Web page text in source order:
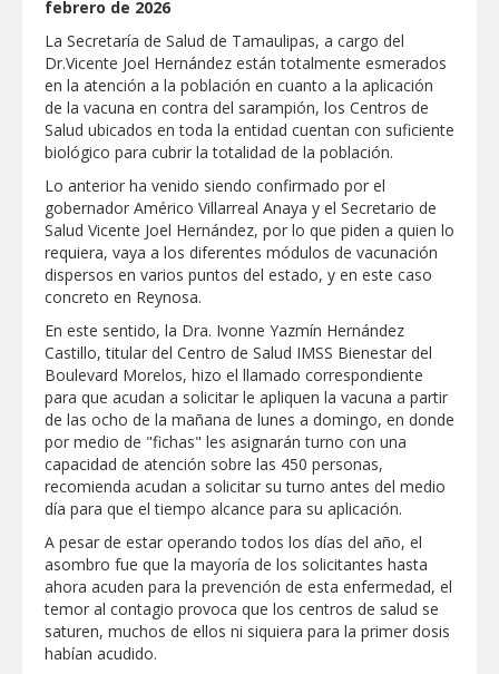
CONAEDU sobre redes sociales y
escuelas militarizadas
AVANZAN TRABAJOS DE
MODERNIZACIÓN EN AVENIDA
REFORMA; GOBIERNO MUNICIPAL
MANTIENE EL RITMO DE LAS OBRAS
PRIORITARIAS
Atendió Protección Civil de Reynosa
reportes ante lluvias
IMPULSA GESTIÓN AMBIENTAL
JORNADA DE MEJORA URBANA EN
HACIENDA SAN AGUSTÍN
Asegura alcalde de Reynosa buen
funcionamiento de Presa El Águila
GOBIERNO MUNICIPAL Y ESTATAL
CELEBRARÁN FERIA DEL EMPLEO EL
PRÓXIMO 18 DE AGOSTO
Logra STPS la generación de empleo
con más de 6 mil 900 colocaciones en
Tamaulipas
Anunciaron Gobierno Municipal,
PROFECO y CANACO: Feria de Regreso a
Clases 2026
Lleva gobierno de Reynosa programa
"Acción y Conciencia" a colonia
Integración Familiar
febrero de 2026
La Secretaría de Salud de Tamaulipas, a cargo del
Dr.Vicente Joel Hernández están totalmente esmerados
en la atención a la población en cuanto a la aplicación
de la vacuna en contra del sarampión, los Centros de
Salud ubicados en toda la entidad cuentan con suficiente
biológico para cubrir la totalidad de la población.
Lo anterior ha venido siendo confirmado por el
gobernador Américo Villarreal Anaya y el Secretario de
Salud Vicente Joel Hernández, por lo que piden a quien lo
requiera, vaya a los diferentes módulos de vacunación
dispersos en varios puntos del estado, y en este caso
concreto en Reynosa.
En este sentido, la Dra. Ivonne Yazmín Hernández
Castillo, titular del Centro de Salud IMSS Bienestar del
Boulevard Morelos, hizo el llamado correspondiente
para que acudan a solicitar le apliquen la vacuna a partir
de las ocho de la mañana de lunes a domingo, en donde
por medio de "fichas" les asignarán turno con una
capacidad de atención sobre las 450 personas,
recomienda acudan a solicitar su turno antes del medio
día para que el tiempo alcance para su aplicación.
A pesar de estar operando todos los días del año, el
asombro fue que la mayoría de los solicitantes hasta
ahora acuden para la prevención de esta enfermedad, el
temor al contagio provoca que los centros de salud se
saturen, muchos de ellos ni siquiera para la primer dosis
habían acudido.